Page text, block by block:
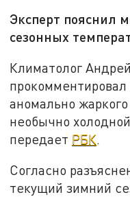
Эксперт пояснил
сезонных
Климатолог
прокомментировал
аномально
необычно
передает РБК.
Согласно
текущий зимний